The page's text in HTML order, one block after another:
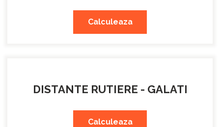
Calculeaza
DISTANTE RUTIERE - GALATI
Calculeaza